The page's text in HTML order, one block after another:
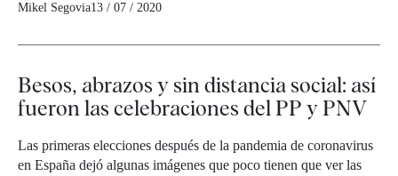
Mikel Segovia13 / 07 / 2020
Besos, abrazos y sin distancia social: así
fueron las celebraciones del PP y PNV
Las primeras elecciones después de la pandemia de coronavirus
en España dejó algunas imágenes que poco tienen que ver las